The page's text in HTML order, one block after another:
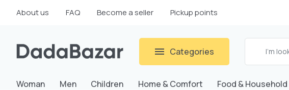
About us FAQ Become a seller Pickup points
Categories
Woman Men Children Home & Comfort Food & Household